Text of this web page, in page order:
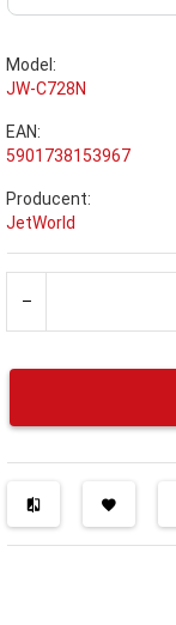
Model:
JW-C728N
EAN:
5901738153967
Producent:
JetWorld